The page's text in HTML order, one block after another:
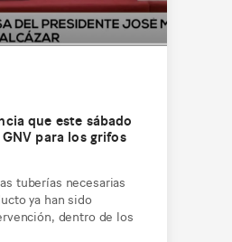
que este sábado
para los grifos
tuberías necesarias
ya han sido
dentro de los